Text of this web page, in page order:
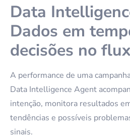
Data
Dados em
decisões no
A performance de uma
Data Intelligence Agent
intenção, monitora resultados
tendências e possíveis
sinais.